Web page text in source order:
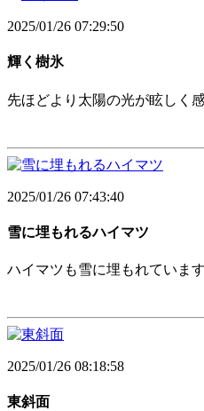
2025/01/26 07:29:50
輝く樹氷
先ほどより太陽の光が眩しく
2025/01/26 07:43:40
雪に埋もれるハイマツ
ハイマツも雪に埋もれています
2025/01/26 08:18:58
東斜面